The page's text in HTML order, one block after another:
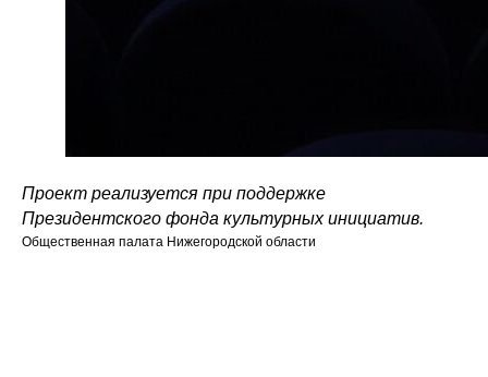
Проект реализуется при поддержке
Президентского фонда культурных инициатив.
Общественная палата Нижегородской области